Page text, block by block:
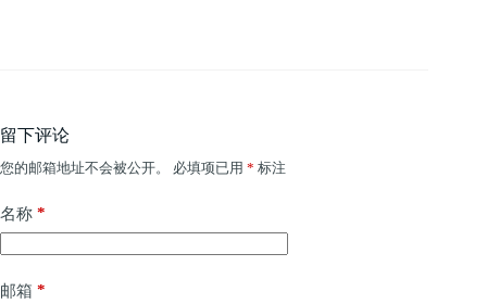
留下评论
您的邮箱地址不会被公开。 必填项已用 * 标注
名称 *
邮箱 *